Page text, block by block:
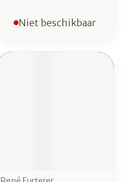
Niet beschikbaar